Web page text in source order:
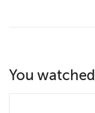
You watched